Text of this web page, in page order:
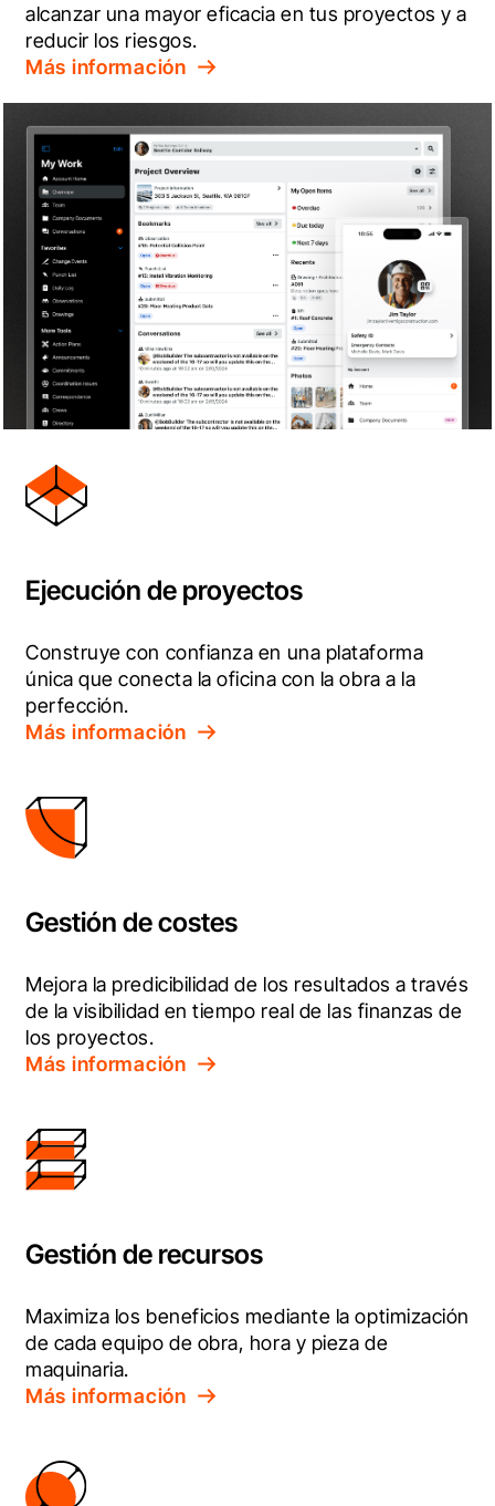
alcanzar una mayor eficacia en tus proyectos y a
reducir los riesgos.
Más información
Ejecución de proyectos
Construye con confianza en una plataforma
única que conecta la oficina con la obra a la
perfección.
Más información
Gestión de costes
Mejora la predicibilidad de los resultados a través
de la visibilidad en tiempo real de las finanzas de
los proyectos.
Más información
Gestión de recursos
Maximiza los beneficios mediante la optimización
de cada equipo de obra, hora y pieza de
maquinaria.
Más información